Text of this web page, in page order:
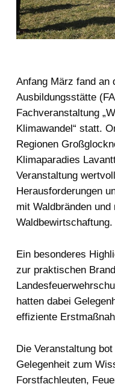
Anfang März fand an
Ausbildungsstätte
Fachveranstaltung
Klimawandel“ statt.
Regionen
Klimaparadies
Veranstaltung
Herausforderungen
mit Waldbränden und
Waldbewirtschaftung.
Ein besonderes
zur praktischen
hatten dabei
effiziente
Die Veranstaltung
Gelegenheit zum
Forstfachleuten,